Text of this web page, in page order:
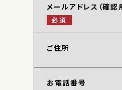
メールアドレス（確認
必須
ご住所
お電話番号